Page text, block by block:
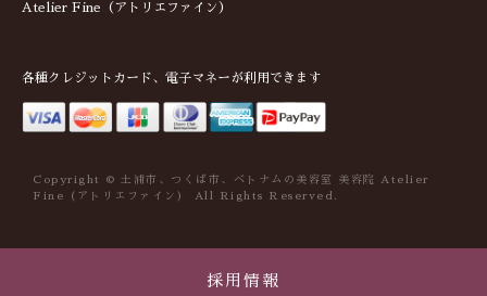
Atelier Fine（アトリエファイン）
各種クレジットカード、電子マネーが利用できます
Copyright © 土浦市、つくば市、ベトナムの美容室 美容院 Atelier
Fine（アトリエファイン） All Rights Reserved.
採用情報